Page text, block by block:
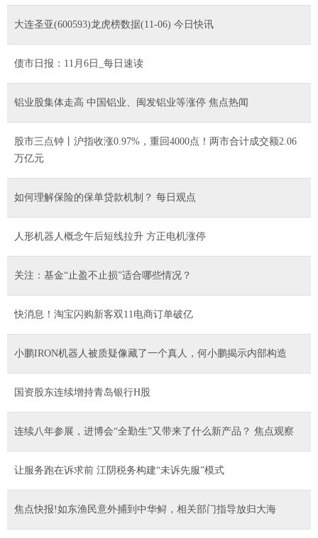
大连圣亚(600593)龙虎榜数据(11-06) 今日快讯
债市日报：11月6日_每日速读
铝业股集体走高 中国铝业、闽发铝业等涨停 焦点热闻
股市三点钟丨沪指收涨0.97%，重回4000点！两市合计成交额2.06
万亿元
如何理解保险的保单贷款机制？ 每日观点
人形机器人概念午后短线拉升 方正电机涨停
关注：基金“止盈不止损”适合哪些情况？
快消息！淘宝闪购新客双11电商订单破亿
小鹏IRON机器人被质疑像藏了一个真人，何小鹏揭示内部构造
国资股东连续增持青岛银行H股
连续八年参展，进博会“全勤生”又带来了什么新产品？ 焦点观察
让服务跑在诉求前 江阴税务构建“未诉先服”模式
焦点快报!如东渔民意外捕到中华鲟，相关部门指导放归大海